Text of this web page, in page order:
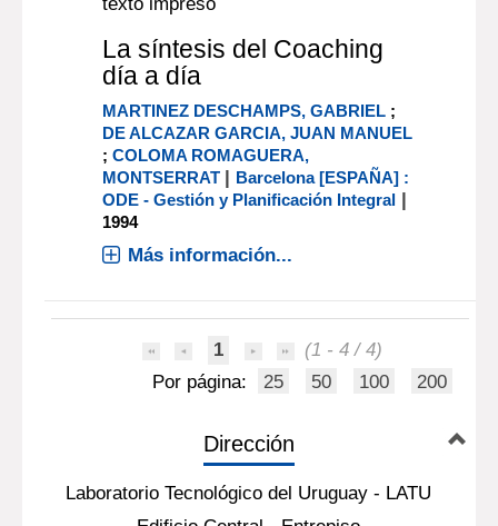
La síntesis del Coaching
día a día
MARTINEZ DESCHAMPS, GABRIEL ;
DE ALCAZAR GARCIA, JUAN MANUEL
;COLOMA ROMAGUERA,
MONTSERRAT | Barcelona [ESPAÑA] :
ODE - Gestión y Planificación Integral |
1994
Más información...
1
(1 - 4 / 4)
Por página:
25 50 100 200
Dirección
Laboratorio Tecnológico del Uruguay - LATU